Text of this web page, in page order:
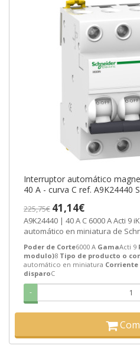
Interruptor automático
40 A - curva C ref. A9K24440
225,75€ 41,14€
A9K24440 | 40 A C 6000 A Acti 9 iK60 Acti 9 8 Interruptor
automático en miniatura de
Poder de Corte6000 A GamaActi 9
modulo)8 Tipo de producto o
automático en miniatura
disparoC
-